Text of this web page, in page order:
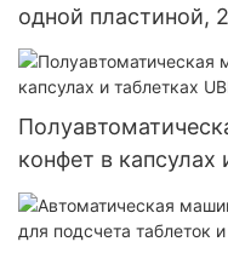
одной пластиной,
конфет в капсулах